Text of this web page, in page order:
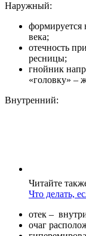
Наружный:
формируется
века;
отечность
ресницы;
гнойник
«головку» –
Внутренний:
Читайте
Что делать,
отек –
очаг